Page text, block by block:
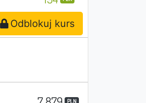
Odblokuj kurs
PLN